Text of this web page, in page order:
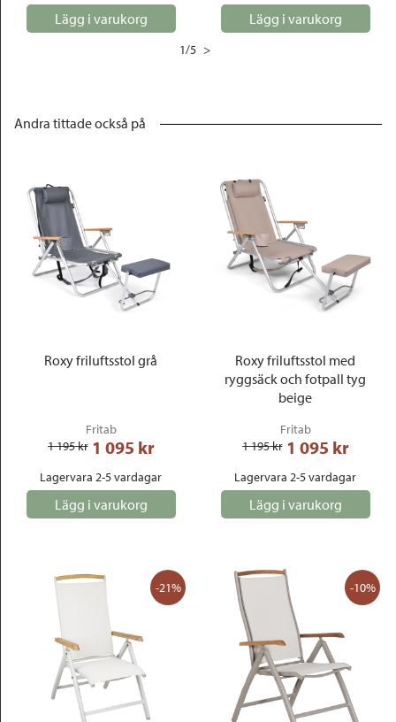
Lägg i varukorg Lägg i varukorg
1/5 >
Andra tittade också på
Roxy friluftsstol grå
Fritab
1 195 kr 1 095 kr
Lagervara 2-5 vardagar
Lägg i varukorg
Roxy friluftsstol med
ryggsäck och fotpall tyg
beige
Fritab
1 195 kr 1 095 kr
Lagervara 2-5 vardagar
Lägg i varukorg
-21% -10%